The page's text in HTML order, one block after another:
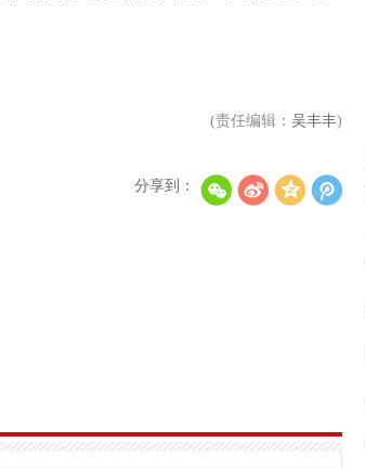
(责任编辑： 吴丰丰)
分享到：